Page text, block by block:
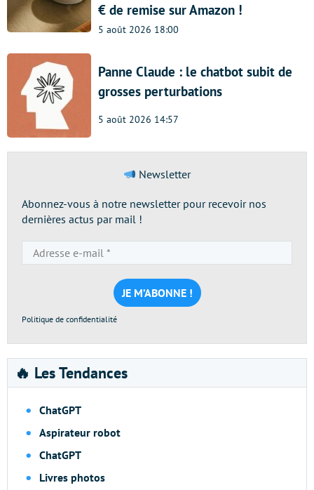
€ de remise sur Amazon !
5 août 2026 18:00
Panne Claude : le chatbot subit de
grosses perturbations
5 août 2026 14:57
Newsletter
Abonnez-vous à notre newsletter pour recevoir nos
dernières actus par mail !
e-
mail
*
Politique de confidentialité
🔥 Les Tendances
ChatGPT
Aspirateur robot
ChatGPT
Livres photos